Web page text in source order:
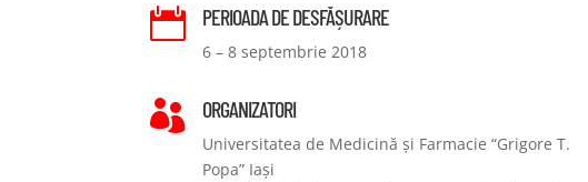
 PERIOADA DE DESFĂȘURARE
6 – 8 septembrie 2018
 ORGANIZATORI
Universitatea de Medicină și Farmacie “Grigore T.
Popa” Iași